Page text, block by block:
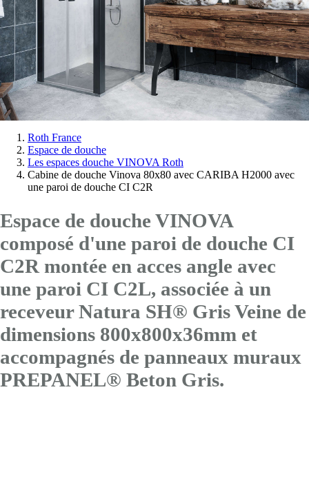
Vous
êtes
Roth France
Espace de douche
Les espaces douche VINOVA Roth
Cabine de douche Vinova 80x80 avec CARIBA H2000 avec
une paroi de douche CI C2R
Espace de douche VINOVA
composé d'une paroi de douche CI
C2R montée en acces angle avec
une paroi CI C2L, associée à un
receveur Natura SH® Gris Veine de
dimensions 800x800x36mm et
accompagnés de panneaux muraux
PREPANEL® Beton Gris.